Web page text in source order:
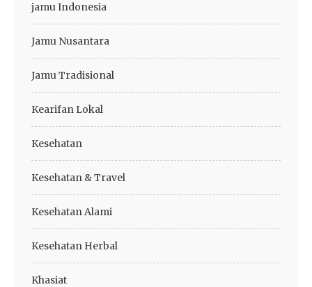
jamu Indonesia
Jamu Nusantara
Jamu Tradisional
Kearifan Lokal
Kesehatan
Kesehatan & Travel
Kesehatan Alami
Kesehatan Herbal
Khasiat